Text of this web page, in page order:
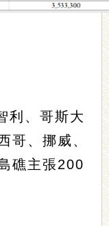
利、哥斯大
哥、挪威、
礁主張200